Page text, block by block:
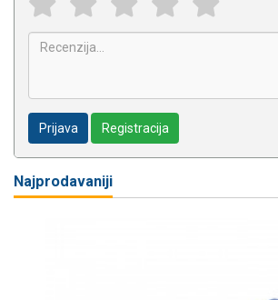
Prijava Registracija
Najprodavaniji